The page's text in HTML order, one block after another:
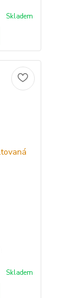
Skladem
Skladem